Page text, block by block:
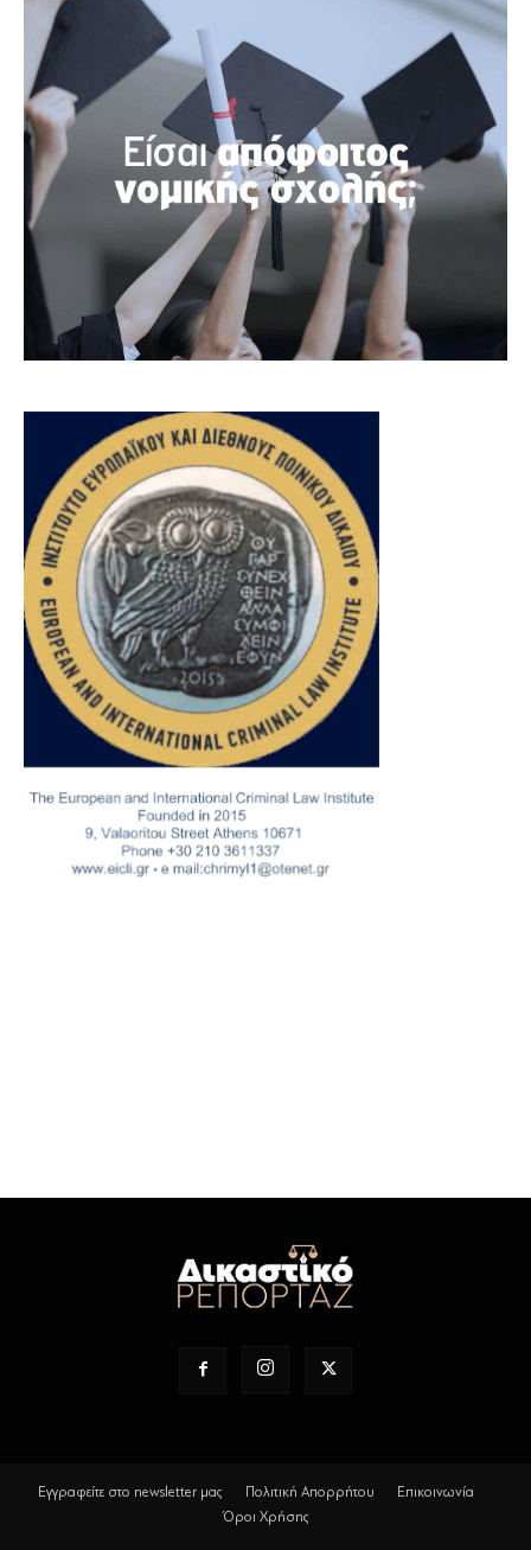
Εγγραφείτε στο newsletter μας Πολιτική Απορρήτου
Επικοινωνία
Όροι Χρήσης